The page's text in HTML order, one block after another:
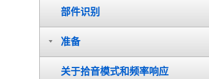
部件识别
准备
关于拾音模式和频率响应